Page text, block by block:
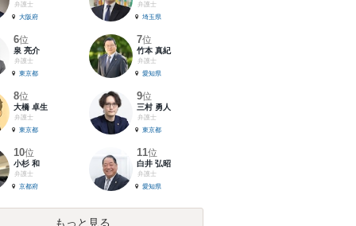
弁護士
大阪府
弁護士
埼玉県
6位
泉 亮介
弁護士
東京都
7位
竹本 真紀
弁護士
愛知県
8位
大橋 卓生
弁護士
東京都
9位
三村 勇人
弁護士
東京都
10位
小杉 和
弁護士
京都府
11位
白井 弘昭
弁護士
愛知県
もっと見る